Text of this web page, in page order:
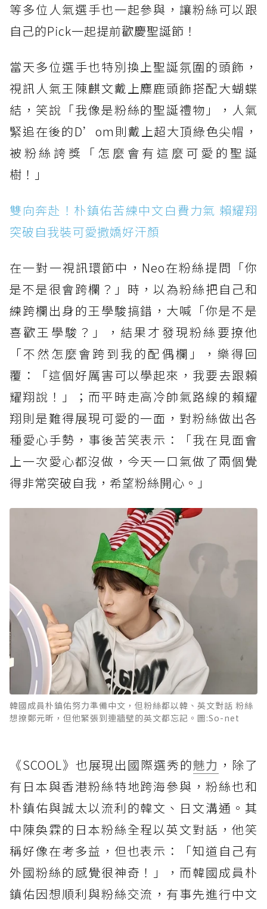
等多位人氣選手也一起參與，讓粉絲可以跟
自己的Pick一起提前歡慶聖誕節！
當天多位選手也特別換上聖誕氛圍的頭飾，
視訊人氣王陳麒文戴上麋鹿頭飾搭配大蝴蝶
結，笑說「我像是粉絲的聖誕禮物」，人氣
緊追在後的D’om則戴上超大頂綠色尖帽，
被粉絲誇獎「怎麼會有這麼可愛的聖誕
樹！」
雙向奔赴！朴鎮佑苦練中文白費力氣 賴耀翔
突破自我裝可愛撒嬌好汗顏
在一對一視訊環節中，Neo在粉絲提問「你
是不是很會跨欄？」時，以為粉絲把自己和
練跨欄出身的王學駿搞錯，大喊「你是不是
喜歡王學駿？」，結果才發現粉絲要撩他
「不然怎麼會跨到我的配偶欄」，樂得回
覆：「這個好厲害可以學起來，我要去跟賴
耀翔說！」；而平時走高冷帥氣路線的賴耀
翔則是難得展現可愛的一面，對粉絲做出各
種愛心手勢，事後苦笑表示：「我在見面會
上一次愛心都沒做，今天一口氣做了兩個覺
得非常突破自我，希望粉絲開心。」
韓國成員朴鎮佑努力準備中文，但粉絲都以韓、英文對話 粉絲
想撩鄭元昕，但他緊張到連牆壁的英文都忘記。圖:So-net
《SCOOL》也展現出國際選秀的魅力 ，除了
有日本與香港粉絲特地跨海參與，粉絲也和
朴鎮佑與誠太以流利的韓文、日文溝通。其
中陳奐霖的日本粉絲全程以英文對話，他笑
稱好像在考多益，但也表示：「知道自己有
外國粉絲的感覺很神奇！」，而韓國成員朴
鎮佑因想順利與粉絲交流，有事先進行中文